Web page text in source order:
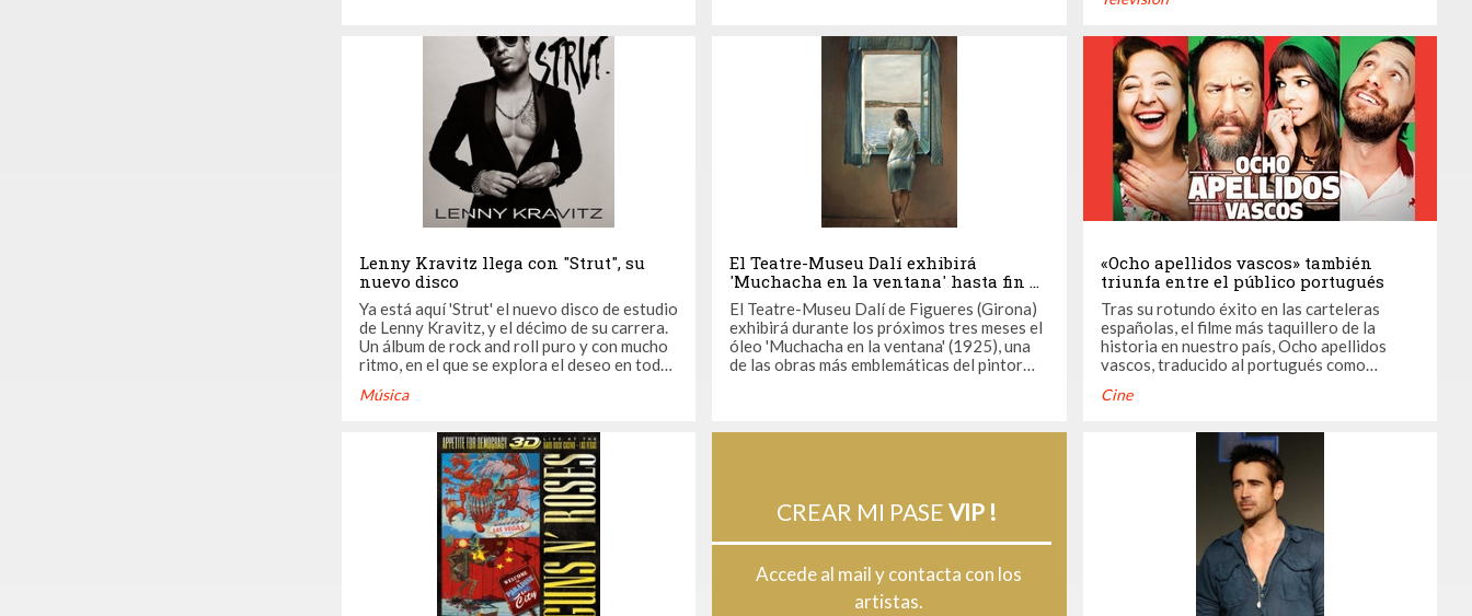
videojuego servirá de ...
presentado en Madrid el esperado libro que
concluye la trilogía ‘The ...
después del anuncio que había dado su
la bomba dejando a más de uno con la boca
abierta: la ...
Lenny Kravitz llega con "Strut", su
nuevo disco
Ya está aquí 'Strut' el nuevo disco de estudio
de Lenny Kravitz, y el décimo de su carrera.
Un álbum de rock and roll puro y con mucho
ritmo, en el que se explora el deseo en todas
idealizada. The Chamber es el primer
Kravitz al lugar de la música que más le ...
Música
El Teatre-Museu Dalí exhibirá
'Muchacha en la ventana' hasta fin de
año
El Teatre-Museu Dalí de Figueres (Girona)
exhibirá durante los próximos tres meses el
óleo 'Muchacha en la ventana' (1925), una
de las obras más emblemáticas del pintor
Sofía de Madrid. El cuadro refleja a la
«Ocho apellidos vascos» también
triunfa entre el público portugués
Tras su rotundo éxito en las carteleras
españolas, el filme más taquillero de la
historia en nuestro país, Ocho apellidos
vascos, traducido al portugués como
española), ha cruzado la frontera y ha
salas cinematográficas de Lisboa, Oporto,
Braga, Coimbra, Aveiro y ...
Cine
CREAR MI PASEVIP !
Accede al mail y contacta con los
artistas.